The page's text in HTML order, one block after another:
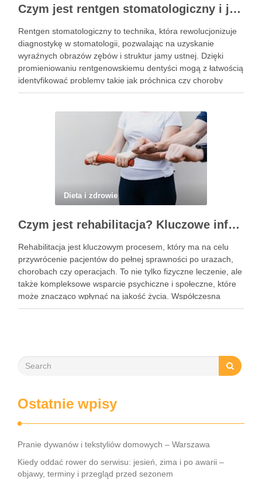
Czym jest rentgen stomatologiczny i jak wpływa na zdrowie zębów?
Rentgen stomatologiczny to technika, która rewolucjonizuje
diagnostykę w stomatologii, pozwalając na uzyskanie
wyraźnych obrazów zębów i struktur jamy ustnej. Dzięki
promieniowaniu rentgenowskiemu dentyści mogą z łatwością
identyfikować problemy takie jak próchnica czy choroby
przyzębia, które często pozostają niewidoczne gołym okiem.
Dieta i zdrowie
Czym jest rehabilitacja? Kluczowe informacje, które powinieneś znać
Rehabilitacja jest kluczowym procesem, który ma na celu
przywrócenie pacjentów do pełnej sprawności po urazach,
chorobach czy operacjach. To nie tylko fizyczne leczenie, ale
także kompleksowe wsparcie psychiczne i społeczne, które
może znacząco wpłynąć na jakość życia. Współczesna
rehabilitacja obejmuje różnorodne metody terapeutyczne, od
Ostatnie wpisy
Pranie dywanów i tekstyliów domowych – Warszawa
Kiedy oddać rower do serwisu: jesień, zima i po awarii –
objawy, terminy i przegląd przed sezonem